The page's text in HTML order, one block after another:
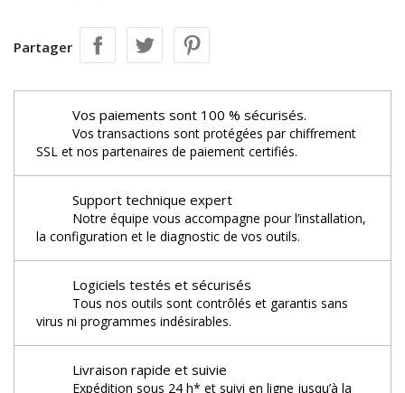
Partager
Vos paiements sont 100 % sécurisés.
Vos transactions sont protégées par chiffrement
SSL et nos partenaires de paiement certifiés.
Support technique expert
Notre équipe vous accompagne pour l’installation,
la configuration et le diagnostic de vos outils.
Logiciels testés et sécurisés
Tous nos outils sont contrôlés et garantis sans
virus ni programmes indésirables.
Livraison rapide et suivie
Expédition sous 24 h* et suivi en ligne jusqu’à la